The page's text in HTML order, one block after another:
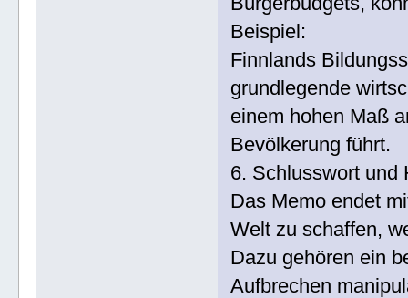
Beispiel:
Finnlands
grundlegende
einem hohen Maß
Bevölkerung führt.
6. Schlusswort und
Das Memo endet
Welt zu schaffen,
Dazu gehören ein
Aufbrechen